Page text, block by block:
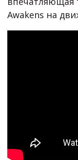
Awakens на